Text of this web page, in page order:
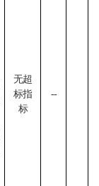
无超
标指
标
--